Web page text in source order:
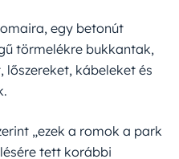
egy betonút
törmelékre bukkantak,
kábeleket és
„ezek a romok a park
tett korábbi